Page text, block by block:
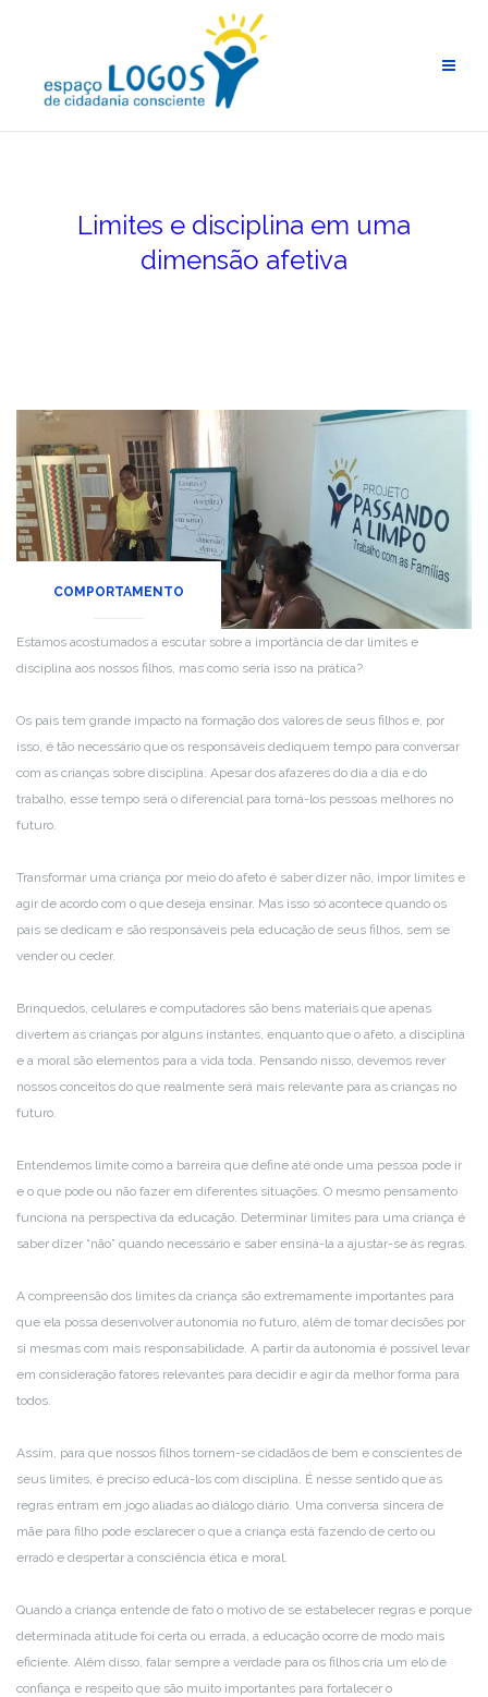
Limites e disciplina em uma
dimensão afetiva
COMPORTAMENTO
Estamos acostumados a escutar sobre a importância de dar limites e
disciplina aos nossos filhos, mas como seria isso na prática?
Os pais tem grande impacto na formação dos valores de seus filhos e, por
isso, é tão necessário que os responsáveis dediquem tempo para conversar
com as crianças sobre disciplina. Apesar dos afazeres do dia a dia e do
trabalho, esse tempo será o diferencial para torná-los pessoas melhores no
futuro.
Transformar uma criança por meio do afeto é saber dizer não, impor limites e
agir de acordo com o que deseja ensinar. Mas isso só acontece quando os
pais se dedicam e são responsáveis pela educação de seus filhos, sem se
vender ou ceder.
Brinquedos, celulares e computadores são bens materiais que apenas
divertem as crianças por alguns instantes, enquanto que o afeto, a disciplina
e a moral são elementos para a vida toda. Pensando nisso, devemos rever
nossos conceitos do que realmente será mais relevante para as crianças no
futuro.
Entendemos limite como a barreira que define até onde uma pessoa pode ir
e o que pode ou não fazer em diferentes situações. O mesmo pensamento
funciona na perspectiva da educação. Determinar limites para uma criança é
saber dizer “não” quando necessário e saber ensiná-la a ajustar-se às regras.
A compreensão dos limites da criança são extremamente importantes para
que ela possa desenvolver autonomia no futuro, além de tomar decisões por
si mesmas com mais responsabilidade. A partir da autonomia é possível levar
em consideração fatores relevantes para decidir e agir da melhor forma para
todos.
Assim, para que nossos filhos tornem-se cidadãos de bem e conscientes de
seus limites, é preciso educá-los com disciplina. É nesse sentido que as
regras entram em jogo aliadas ao diálogo diário. Uma conversa sincera de
mãe para filho pode esclarecer o que a criança está fazendo de certo ou
errado e despertar a consciência ética e moral.
Quando a criança entende de fato o motivo de se estabelecer regras e porque
determinada atitude foi certa ou errada, a educação ocorre de modo mais
eficiente. Além disso, falar sempre a verdade para os filhos cria um elo de
confiança e respeito que são muito importantes para fortalecer o